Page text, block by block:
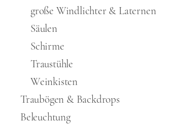
große Windlichter & Laternen
Säulen
Schirme
Traustühle
Weinkisten
Traubögen & Backdrops
Beleuchtung